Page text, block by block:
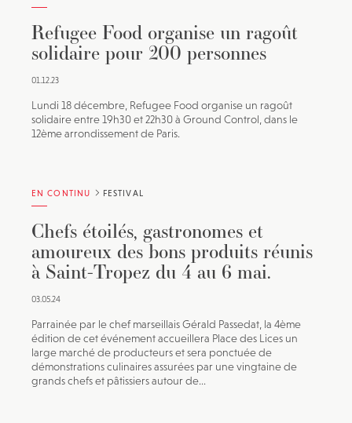
Refugee Food organise un ragoût
solidaire pour 200 personnes
01.12.23
Lundi 18 décembre, Refugee Food organise un ragoût
solidaire entre 19h30 et 22h30 à Ground Control, dans le
12ème arrondissement de Paris.
EN CONTINU FESTIVAL
Chefs étoilés, gastronomes et
amoureux des bons produits réunis
à Saint-Tropez du 4 au 6 mai.
03.05.24
Parrainée par le chef marseillais Gérald Passedat, la 4ème
édition de cet événement accueillera Place des Lices un
large marché de producteurs et sera ponctuée de
démonstrations culinaires assurées par une vingtaine de
grands chefs et pâtissiers autour de...